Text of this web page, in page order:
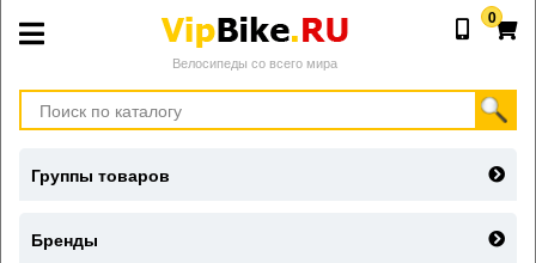
Велосипеды со всего мира
0
Группы товаров
Бренды